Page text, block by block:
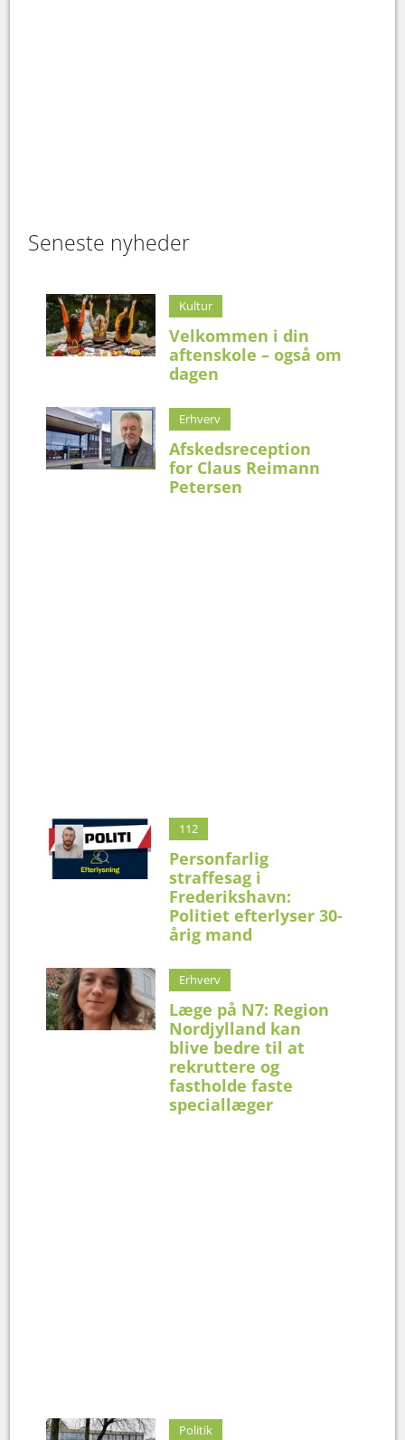
Seneste nyheder
Kultur
Velkommen i din
aftenskole – også om
dagen
Erhverv
Afskedsreception
for Claus Reimann
Petersen
112
Personfarlig
straffesag i
Frederikshavn:
Politiet efterlyser 30-
årig mand
Erhverv
Læge på N7: Region
Nordjylland kan
blive bedre til at
rekruttere og
fastholde faste
speciallæger
Politik